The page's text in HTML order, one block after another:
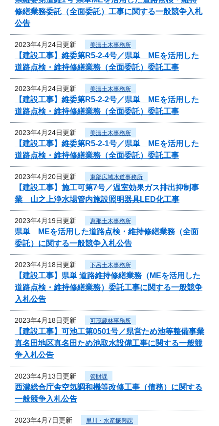
修繕業務委託（全面委託）工事に関する一般競争入札
公告
2023年4月24日更新 美濃土木事務所
【建設工事】維委第R5-2-4号／県単 MEを活用した
道路点検・維持修繕業務（全面委託）委託工事
2023年4月24日更新 美濃土木事務所
【建設工事】維委第R5-2-2号／県単 MEを活用した
道路点検・維持修繕業務（全面委託）委託工事
2023年4月24日更新 美濃土木事務所
【建設工事】維委第R5-2-1号／県単 MEを活用した
道路点検・維持修繕業務（全面委託）委託工事
2023年4月20日更新 東部広域水道事務所
【建設工事】施工可第7号／温室効果ガス排出抑制事
業 山之上浄水場管内施設照明器具LED化工事
2023年4月19日更新 恵那土木事務所
県単 MEを活用した道路点検・維持修繕業務（全面
委託）に関する一般競争入札公告
2023年4月18日更新 下呂土木事務所
【建設工事】県単 道路維持修繕業務（MEを活用した
道路点検・維持修繕業務）委託工事に関する一般競争
入札公告
2023年4月18日更新 可茂農林事務所
【建設工事】可池工第0501号／県営ため池等整備事業
真名田地区真名田ため池取水設備工事に関する一般競
争入札公告
2023年4月13日更新 管財課
西濃総合庁舎空気調和機等改修工事（債務）に関する
一般競争入札公告
2023年4月7日更新 里川・水産振興課